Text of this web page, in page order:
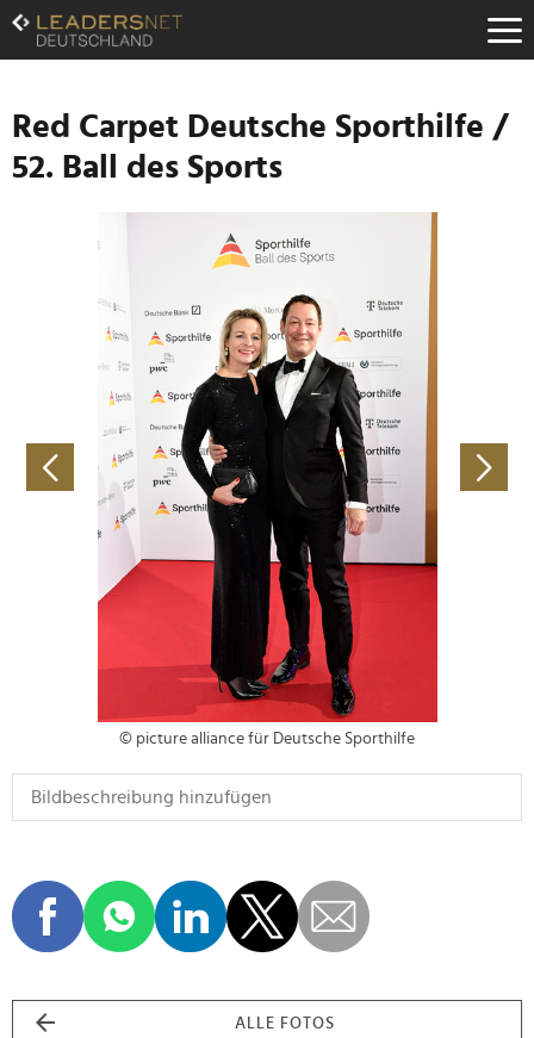
Zum
Inhalt
Zur
Navigation
Zur
Hauptnavigation
Red Carpet Deutsche Sporthilfe /
52. Ball des Sports
© picture alliance für Deutsche Sporthilfe
ALLE FOTOS